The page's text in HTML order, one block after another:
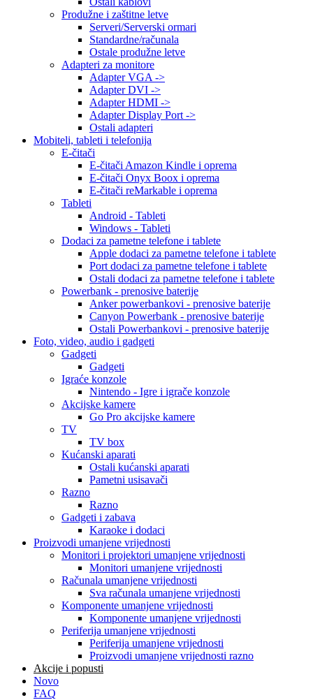
Produžne i zaštitne letve
Serveri/Serverski ormari
Standardne/računala
Ostale produžne letve
Adapteri za monitore
Adapter VGA ->
Adapter DVI ->
Adapter HDMI ->
Adapter Display Port ->
Ostali adapteri
Mobiteli, tableti i telefonija
E-čitači
E-čitači Amazon Kindle i oprema
E-čitači Onyx Boox i oprema
E-čitači reMarkable i oprema
Tableti
Android - Tableti
Windows - Tableti
Dodaci za pametne telefone i tablete
Apple dodaci za pametne telefone i tablete
Port dodaci za pametne telefone i tablete
Ostali dodaci za pametne telefone i tablete
Powerbank - prenosive baterije
Anker powerbankovi - prenosive baterije
Canyon Powerbank - prenosive baterije
Ostali Powerbankovi - prenosive baterije
Foto, video, audio i gadgeti
Gadgeti
Gadgeti
Igraće konzole
Nintendo - Igre i igrače konzole
Akcijske kamere
Go Pro akcijske kamere
TV
TV box
Kućanski aparati
Ostali kućanski aparati
Pametni usisavači
Razno
Razno
Gadgeti i zabava
Karaoke i dodaci
Proizvodi umanjene vrijednosti
Monitori i projektori umanjene vrijednosti
Monitori umanjene vrijednosti
Računala umanjene vrijednosti
Sva računala umanjene vrijednosti
Komponente umanjene vrijednosti
Komponente umanjene vrijednosti
Periferija umanjene vrijednosti
Periferija umanjene vrijednosti
Proizvodi umanjene vrijednosti razno
Akcije i popusti
Novo
FAQ